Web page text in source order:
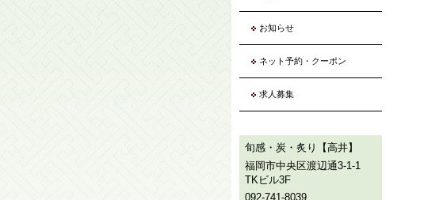
お知らせ
ネット予約・クーポン
求人募集
旬感・炭・炙り【高井】
福岡市中央区渡辺通3-1-1
TKビル3F
092-741-8039